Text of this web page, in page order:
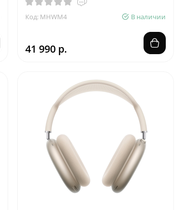
Код: MHWM4 В наличии
41 990 р.